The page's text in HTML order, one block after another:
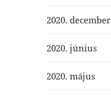
2020. december
2020. június
2020. május